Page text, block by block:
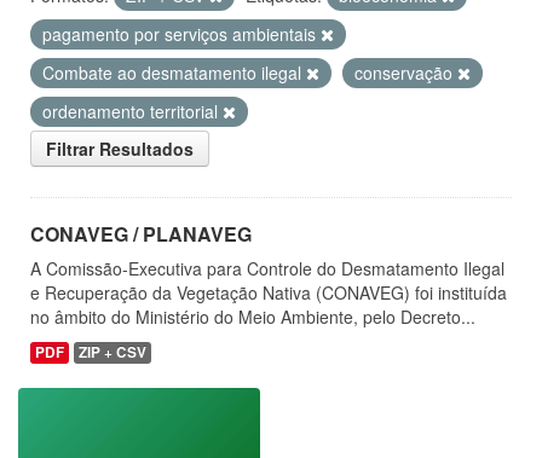
pagamento por serviços ambientais
Combate ao desmatamento ilegal
conservação
ordenamento territorial
Filtrar Resultados
CONAVEG / PLANAVEG
A Comissão-Executiva para Controle do Desmatamento Ilegal
e Recuperação da Vegetação Nativa (CONAVEG) foi instituída
no âmbito do Ministério do Meio Ambiente, pelo Decreto...
PDF ZIP + CSV